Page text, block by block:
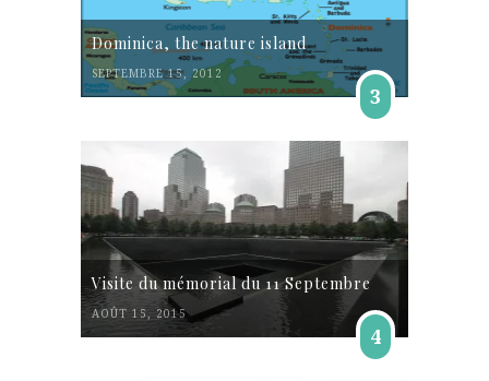
Dominica, the nature island
SEPTEMBRE 15, 2012
3
Visite du mémorial du 11 Septembre
AOÛT 15, 2015
4